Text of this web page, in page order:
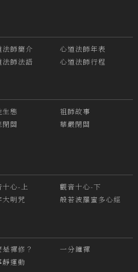
法師簡介
心道法師年表
法師法語 心道法師行程
生態
祖師故事
閉關
華嚴閉關
十心-上
觀音十心-下
大明咒 般若波羅蜜多心經
禪修？
一分鐘禪
靜運動